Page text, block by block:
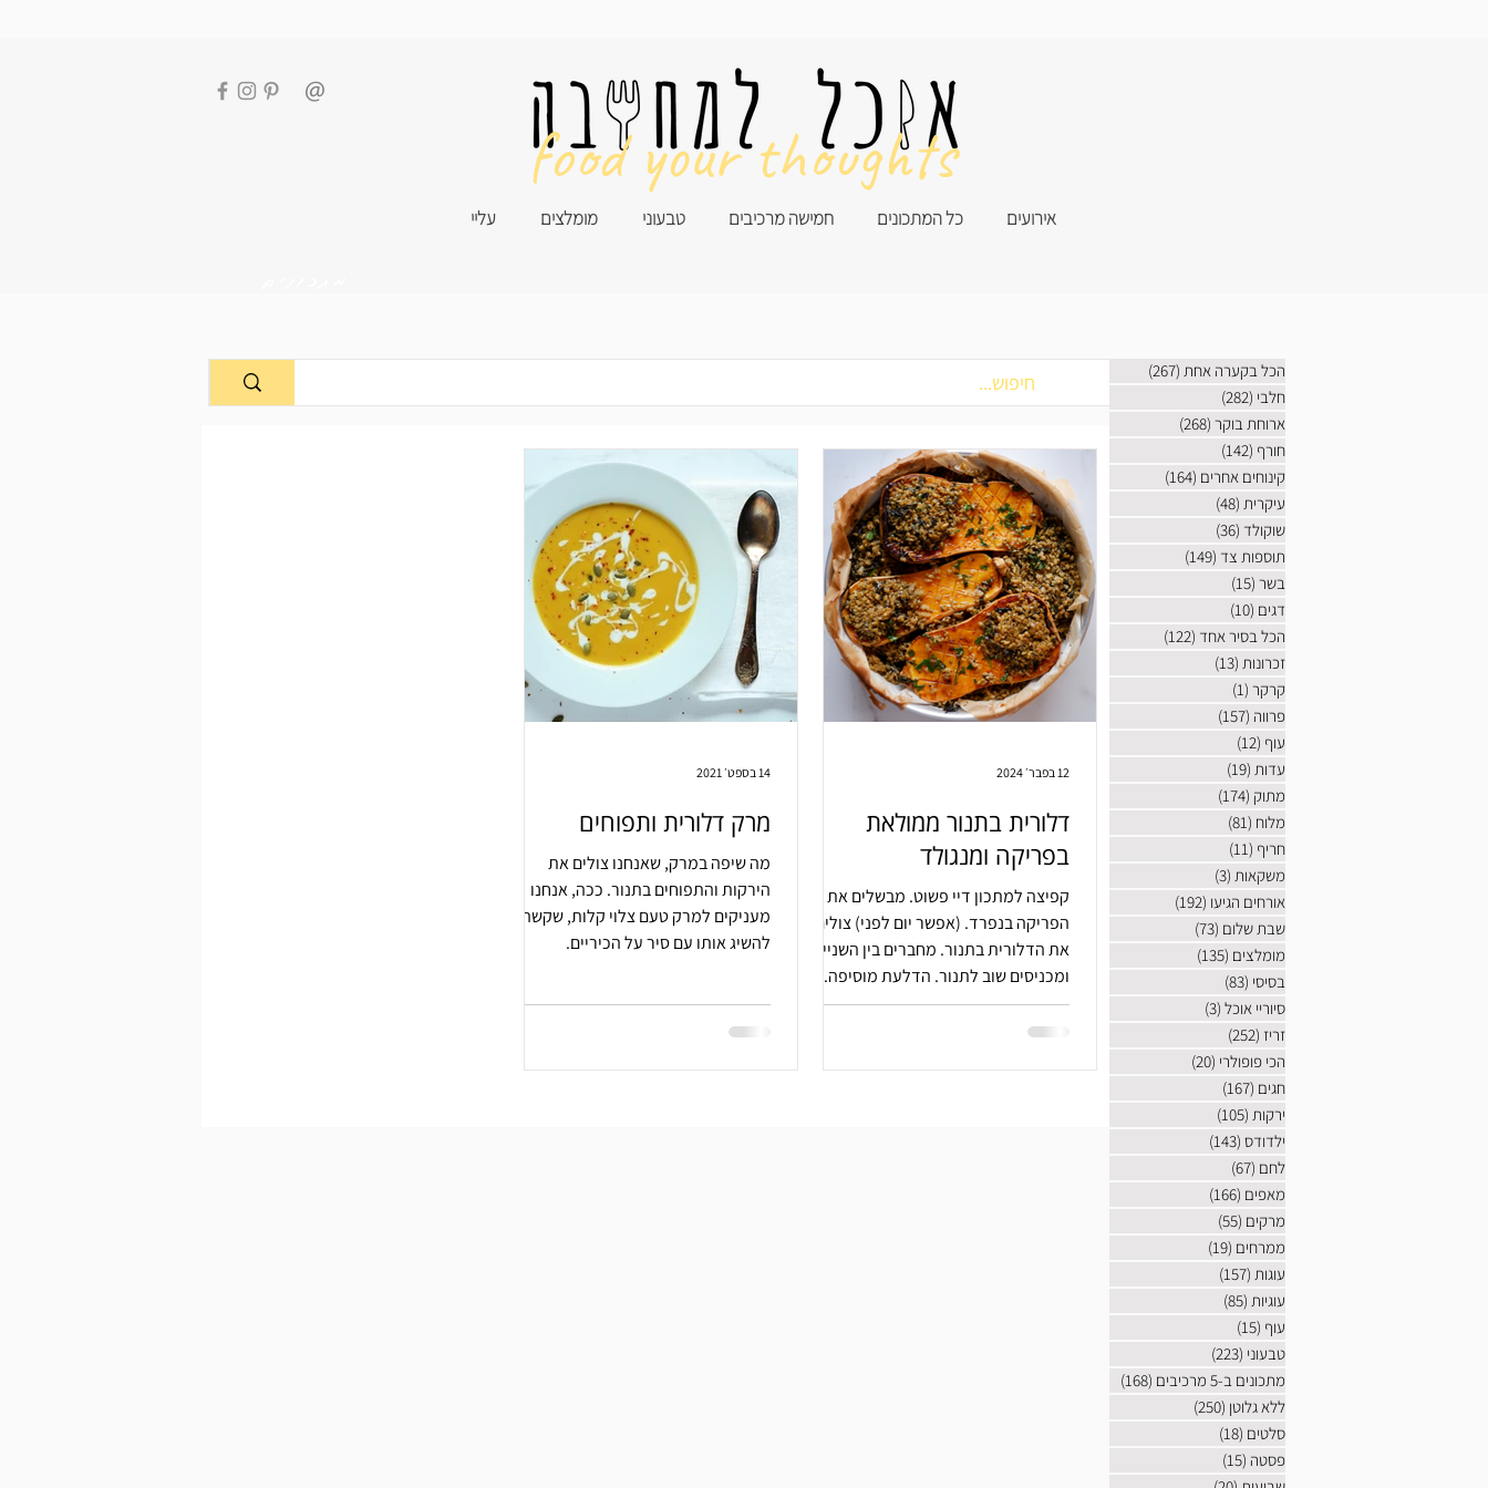
עליי מומלצים טבעוני חמישה מרכיבים כל המתכונים אירועים
food your thoughts
דלורית בתנור ממולאת
בפריקה ומנגולד
קפיצה למתכון דיי פשוט. מבשלים את
הפריקה בנפרד. (אפשר יום לפני) צולים
את הדלורית בתנור. מחברים בין השניים
ומכניסים שוב לתנור. הדלעת מוסיפה...
12 בפבר׳ 2024
מרק דלורית ותפוחים
מה שיפה במרק, שאנחנו צולים את
הירקות והתפוחים בתנור. ככה, אנחנו
מעניקים למרק טעם צלוי קלות, שקשה
להשיג אותו עם סיר על הכיריים.
14 בספט׳ 2021
הכל בקערה אחת (267)
חלבי (282)
ארוחת בוקר (268)
חורף (142)
קינוחים אחרים (164)
עיקרית (48)
שוקולד (36)
תוספות צד (149)
בשר (15)
דגים (10)
הכל בסיר אחד (122)
זכרונות (13)
קרקר (1)
פרווה (157)
עוף (12)
עדות (19)
מתוק (174)
מלוח (81)
חריף (11)
משקאות (3)
אורחים הגיעו (192)
שבת שלום (73)
מומלצים (135)
בסיסי (83)
סיוריי אוכל (3)
זריז (252)
הכי פופולרי (20)
חגים (167)
ירקות (105)
ילדודס (143)
לחם (67)
מאפים (166)
מרקים (55)
ממרחים (19)
עוגות (157)
עוגיות (85)
עוף (15)
טבעוני (223)
מתכונים ב-5 מרכיבים
(168)
ללא גלוטן (250)
סלטים (18)
פסטה (15)